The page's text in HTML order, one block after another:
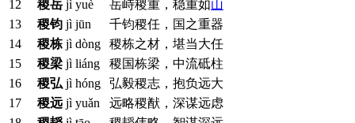
12
稷岳 jì yuè 岳峙稷重，稳重如山
13
稷钧 jì jūn
千钧稷任，国之重器
14
稷栋 jì dòng
稷栋之材，堪当大任
15
稷梁 jì liáng
稷国栋梁，中流砥柱
16
稷弘 jì hóng
弘毅稷志，抱负远大
17
稷远 jì yuǎn
远略稷猷，深谋远虑